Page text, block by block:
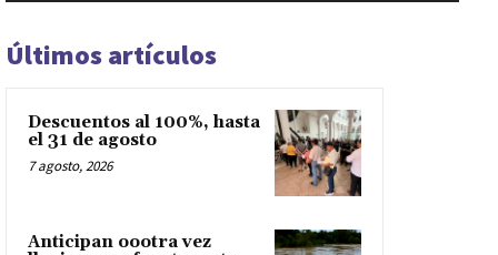
Últimos artículos
Descuentos al 100%, hasta
el 31 de agosto
7 agosto, 2026
Anticipan oootra vez